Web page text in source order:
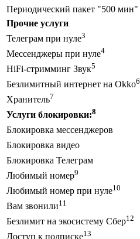
Периодический пакет "500 мин"
Прочие услуги
Телеграм при нуле3
Мессенджеры при нуле4
HiFi-стримминг Звук5
Безлимитный интернет на Okko6
Хранитель7
Услуги блокировки:8
Блокировка мессенджеров
Блокировка видео
Блокировка Телеграм
Любимый номер9
Любимый номер при нуле10
Вам звонили11
Безлимит на экосистему Сбер12
Доступ к подписке13